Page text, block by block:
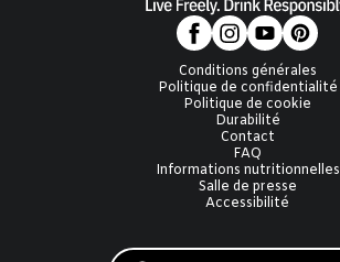
Conditions générales
Politique de confidentialité
Politique de cookie
Durabilité
Contact
FAQ
Informations nutritionnelles
Salle de presse
Accessibilité